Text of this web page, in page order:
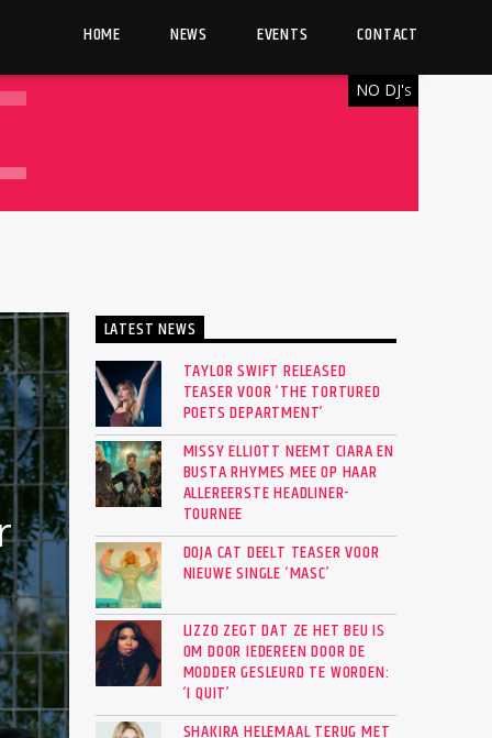
HOME NEWS EVENTS CONTACT
NO DJ'S
LATEST NEWS
TAYLOR SWIFT RELEASED
TEASER VOOR ‘THE TORTURED
POETS DEPARTMENT’
MISSY ELLIOTT NEEMT CIARA EN
BUSTA RHYMES MEE OP HAAR
ALLEREERSTE HEADLINER-
TOURNEE
DOJA CAT DEELT TEASER VOOR
NIEUWE SINGLE ‘MASC’
LIZZO ZEGT DAT ZE HET BEU IS
OM DOOR IEDEREEN DOOR DE
MODDER GESLEURD TE WORDEN:
‘I QUIT’
SHAKIRA HELEMAAL TERUG MET